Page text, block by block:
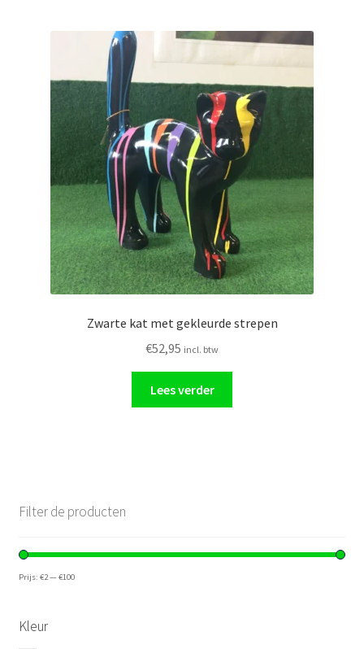
Zwarte kat met gekleurde strepen
€52,95 incl. btw
Lees verder
Filter de producten
Prijs: €2— €100
Kleur